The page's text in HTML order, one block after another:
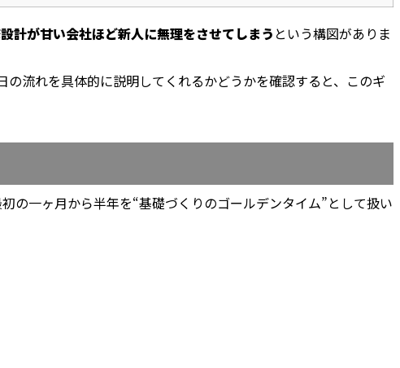
計が甘い会社ほど新人に無理をさせてしまう という構図がありま
流れを具体的に説明してくれるかどうかを確認すると、このギ
の一ヶ月から半年を“基礎づくりのゴールデンタイム”として扱い